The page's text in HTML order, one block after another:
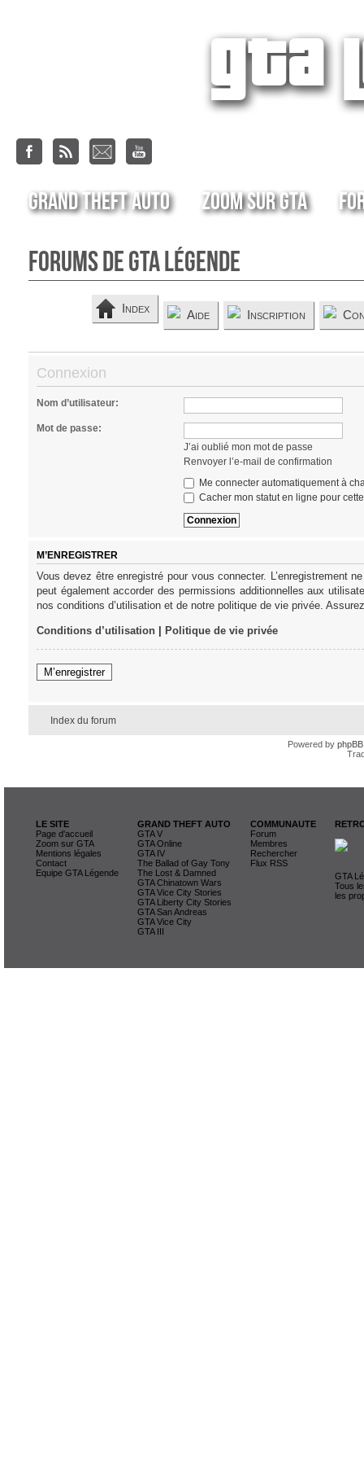
Grand Theft Auto Zoom sur GTA
Forums de GTA Légende
Index Aide Inscription
Connexion
Nom d’utilisateur:
Mot de passe:
J’ai oublié mon mot de passe
Renvoyer l’e-mail de confirmation
Me connecter automatiquement à
Cacher mon statut en ligne pour
M’ENREGISTRER
Vous devez être enregistré pour vous connecter. L’enregistrement
peut également accorder des permissions additionnelles aux
nos conditions d’utilisation et de notre politique de vie privée.
Conditions d’utilisation| Politique de vie privée
M’enregistrer
Index du forum
Powered by phpBB
LE SITE
Page d'accueil
Zoom sur GTA
Mentions légales
Contact
Equipe GTA Légende
GRAND THEFT AUTO
GTA V
GTA Online
GTA IV
The Ballad of Gay Tony
The Lost & Damned
GTA Chinatown Wars
GTA Vice City Stories
GTA Liberty City Stories
GTA San Andreas
GTA Vice City
GTA III
COMMUNAUTE
Forum
Membres
Rechercher
Flux RSS
GTA
Tous
les